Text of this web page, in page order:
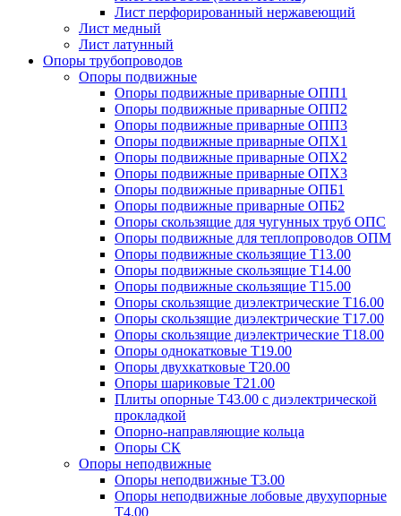
Лист перфорированный нержавеющий
Лист медный
Лист латунный
Опоры трубопроводов
Опоры подвижные
Опоры подвижные приварные ОПП1
Опоры подвижные приварные ОПП2
Опоры подвижные приварные ОПП3
Опоры подвижные приварные ОПХ1
Опоры подвижные приварные ОПХ2
Опоры подвижные приварные ОПХ3
Опоры подвижные приварные ОПБ1
Опоры подвижные приварные ОПБ2
Опоры скользящие для чугунных труб ОПС
Опоры подвижные для теплопроводов ОПМ
Опоры подвижные скользящие Т13.00
Опоры подвижные скользящие Т14.00
Опоры подвижные скользящие Т15.00
Опоры скользящие диэлектрические Т16.00
Опоры скользящие диэлектрические Т17.00
Опоры скользящие диэлектрические Т18.00
Опоры однокатковые Т19.00
Опоры двухкатковые Т20.00
Опоры шариковые Т21.00
Плиты опорные Т43.00 с диэлектрической
прокладкой
Опорно-направляющие кольца
Опоры СК
Опоры неподвижные
Опоры неподвижные Т3.00
Опоры неподвижные лобовые двухупорные
Т4.00